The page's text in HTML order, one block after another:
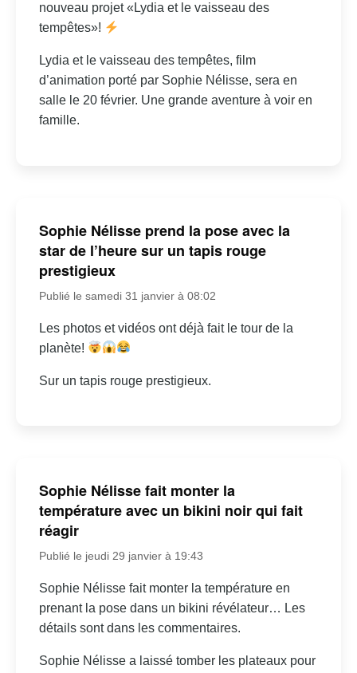
nouveau projet «Lydia et le vaisseau des
tempêtes»!
Lydia et le vaisseau des tempêtes, film
d’animation porté par Sophie Nélisse, sera en
salle le 20 février. Une grande aventure à voir en
famille.
Sophie Nélisse prend la pose avec la
star de l’heure sur un tapis rouge
prestigieux
Publié le samedi 31 janvier à 08:02
Les photos et vidéos ont déjà fait le tour de la
planète!
Sur un tapis rouge prestigieux.
Sophie Nélisse fait monter la
température avec un bikini noir qui fait
réagir
Publié le jeudi 29 janvier à 19:43
Sophie Nélisse fait monter la température en
prenant la pose dans un bikini révélateur… Les
détails sont dans les commentaires.
Sophie Nélisse a laissé tomber les plateaux pour